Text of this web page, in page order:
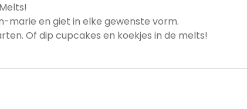
marie en giet in elke gewenste vorm.
Of dip cupcakes en koekjes in de melts!